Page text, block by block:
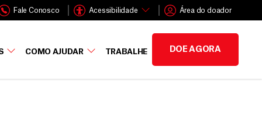
Fale Conosco Acessibilidade Área do doador
COMO AJUDAR TRABALHE DOE AGORA